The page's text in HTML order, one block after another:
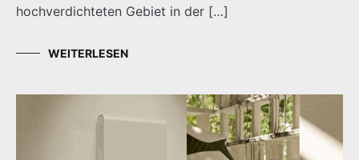
hochverdichteten Gebiet in der […]
WEITERLESEN